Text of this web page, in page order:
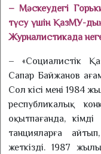
– Мәскеудегі
түсу үш­ін ҚазМУ-дың
Журналисти­ка­да
– «Социалистік
Сапар Байжанов
Сол кісі мені 1984
республикалық
оқытпағанда,
танция­лар­ға
жеткізді. 1987